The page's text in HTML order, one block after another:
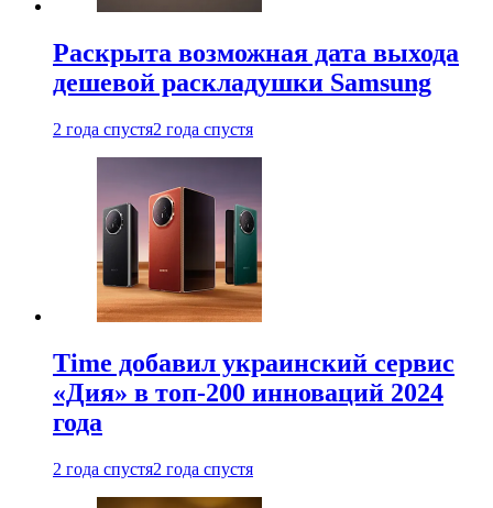
Раскрыта возможная дата выхода
дешевой раскладушки Samsung
2 года спустя2 года спустя
Time добавил украинский сервис
«Дия» в топ-200 инноваций 2024
года
2 года спустя2 года спустя